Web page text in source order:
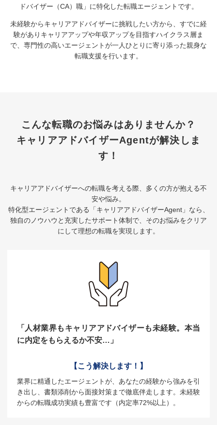
ドバイザー（CA）職」に特化した転職エージェントです。
未経験からキャリアアドバイザーに挑戦したい方から、すでに経
験がありキャリアアップや年収アップを目指すハイクラス層ま
で、専門性の高いエージェントが一人ひとりに寄り添った親身な
転職支援を行います。
こんな転職のお悩みはありませんか？
キャリアアドバイザーAgentが解決しま
す！
キャリアアドバイザーへの転職を考える際、多くの方が抱える不
安や悩み。
特化型エージェントである「キャリアアドバイザーAgent」なら、
独自のノウハウと充実したサポート体制で、そのお悩みをクリア
にして理想の転職を実現します。
「人材業界もキャリアアドバイザーも未経験。本当
に内定をもらえるか不安…」
【こう解決します！】
業界に精通したエージェントが、あなたの経験から強みを引
き出し、書類添削から面接対策まで徹底伴走します。未経験
からの転職成功実績も豊富です（内定率72%以上）。